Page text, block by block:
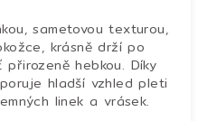
sametovou texturou,
krásně drží po
hebkou. Díky
hladší vzhled pleti
linek a vrásek.